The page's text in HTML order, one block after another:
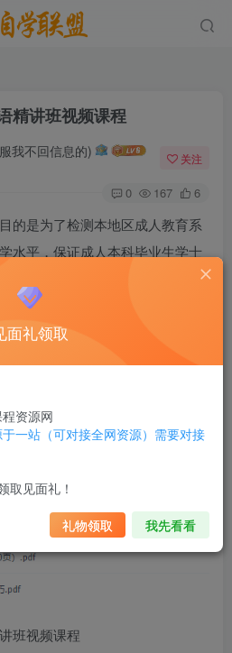
精讲班视频课程
我不回信息的) 关注
0 167 6
的是为了检测本地区成人教育系
水平，保证成人本科毕业生学士
要考核学生运用语言的能力，重
及对语法结构和词语用法的熟练
班视频课程
面礼领取
资源网
一站（可对接全网资源）需要对接
取见面礼！
礼物领取 我先看看